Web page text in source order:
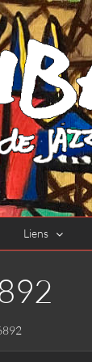
Liens